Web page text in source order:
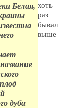
Белая,
дуба
хоть
раз
бывал
выше